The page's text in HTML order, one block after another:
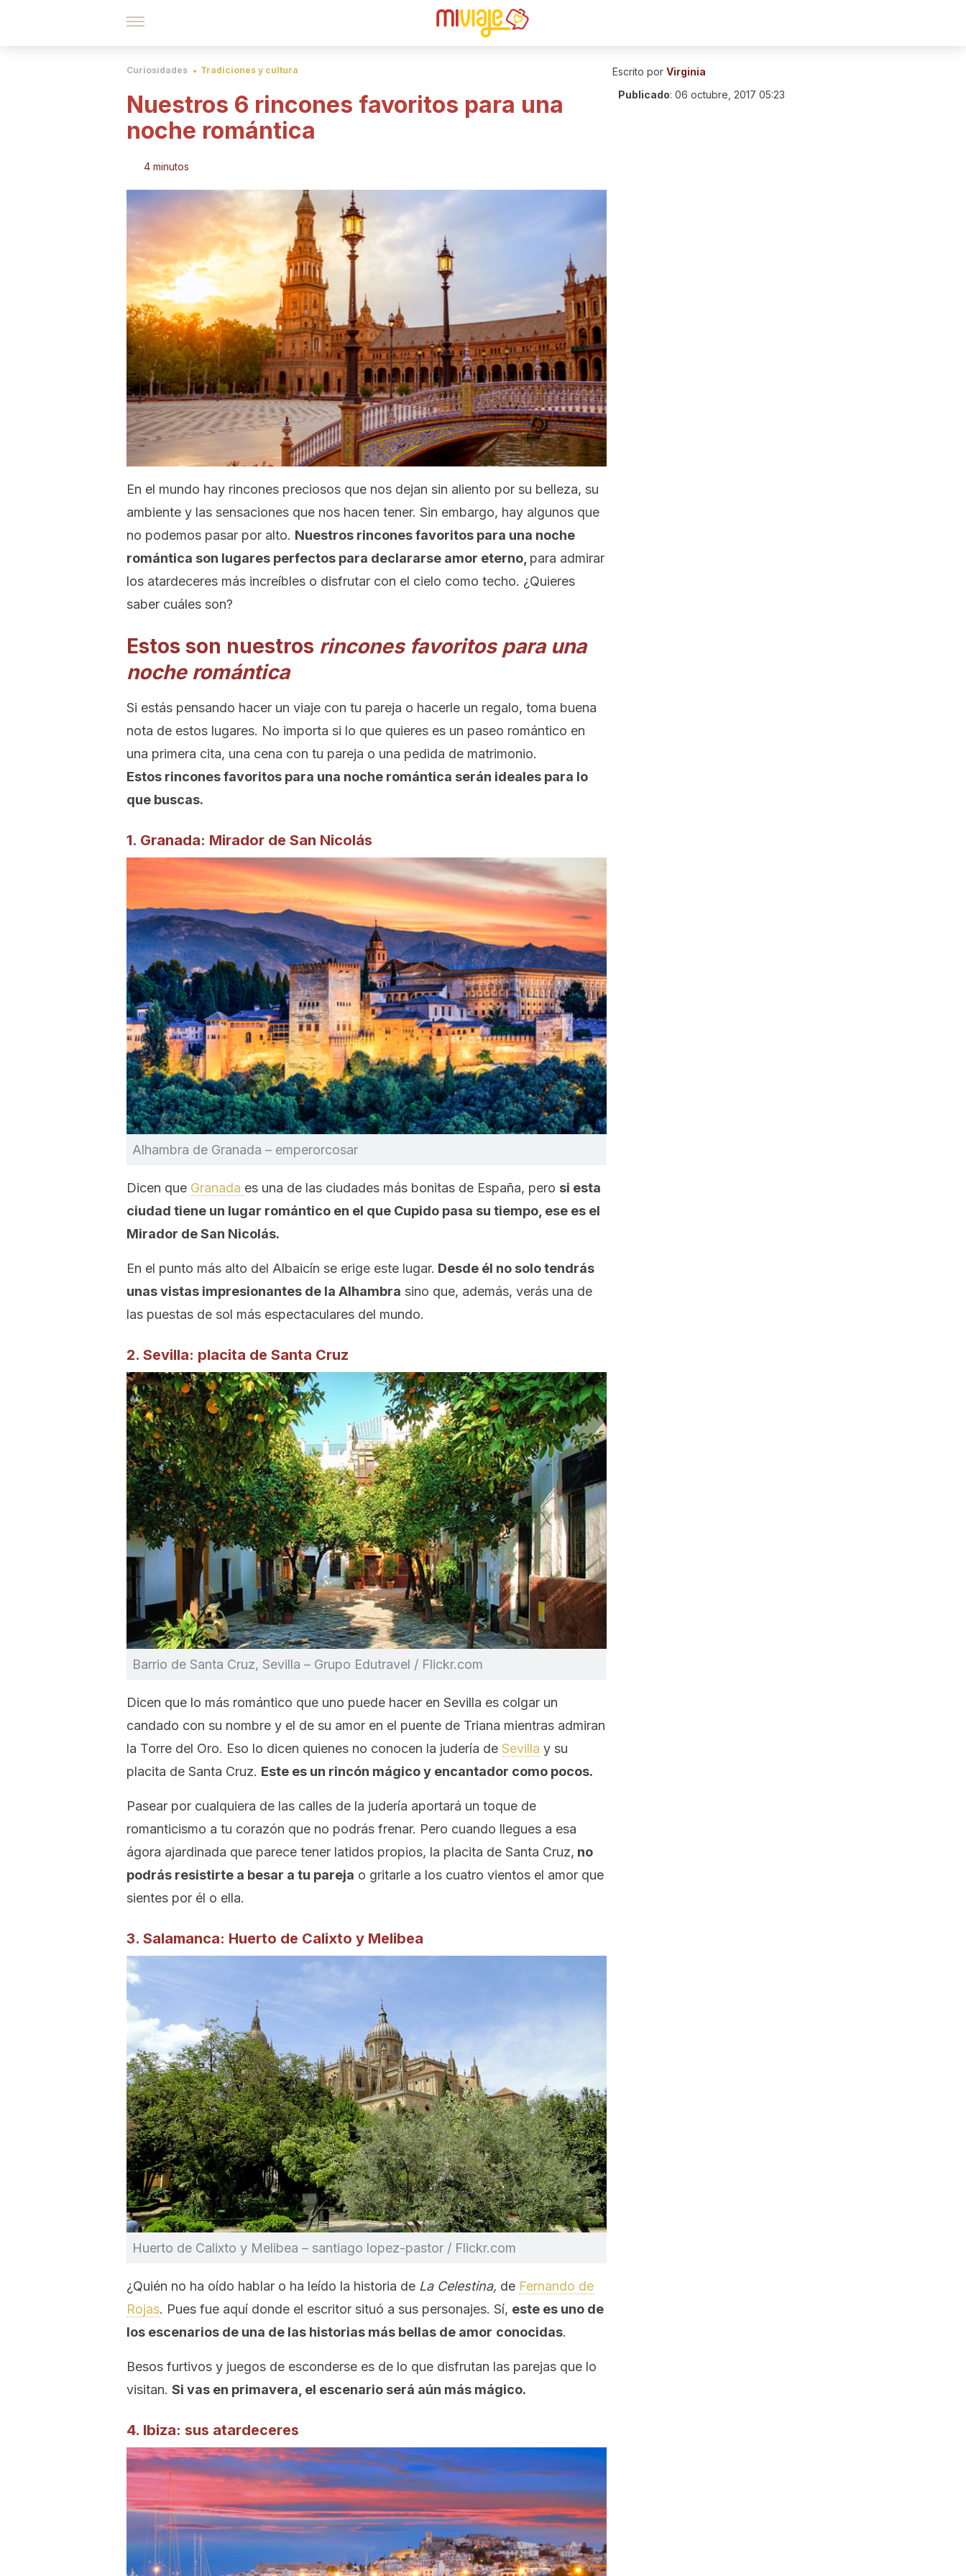
Curiosidades Tradiciones y cultura
Nuestros 6 rincones favoritos para una
noche romántica
4 minutos
En el mundo hay rincones preciosos que nos dejan sin aliento por su belleza, su
ambiente y las sensaciones que nos hacen tener. Sin embargo, hay algunos que
no podemos pasar por alto. Nuestros rincones favoritos para una noche
romántica son lugares perfectos para declararse amor eterno, para admirar
los atardeceres más increíbles o disfrutar con el cielo como techo. ¿Quieres
saber cuáles son?
Estos son nuestros rincones favoritos para una
noche romántica
Si estás pensando hacer un viaje con tu pareja o hacerle un regalo, toma buena
nota de estos lugares. No importa si lo que quieres es un paseo romántico en
una primera cita, una cena con tu pareja o una pedida de matrimonio.
Estos rincones favoritos para una noche romántica serán ideales para lo
que buscas.
1. Granada: Mirador de San Nicolás
Alhambra de Granada – emperorcosar
Dicen que Granada es una de las ciudades más bonitas de España, pero si esta
ciudad tiene un lugar romántico en el que Cupido pasa su tiempo, ese es el
Mirador de San Nicolás.
En el punto más alto del Albaicín se erige este lugar. Desde él no solo tendrás
unas vistas impresionantes de la Alhambra sino que, además, verás una de
las puestas de sol más espectaculares del mundo.
2. Sevilla: placita de Santa Cruz
Barrio de Santa Cruz, Sevilla – Grupo Edutravel / Flickr.com
Dicen que lo más romántico que uno puede hacer en Sevilla es colgar un
candado con su nombre y el de su amor en el puente de Triana mientras admiran
la Torre del Oro. Eso lo dicen quienes no conocen la judería de Sevilla y su
placita de Santa Cruz. Este es un rincón mágico y encantador como pocos.
Pasear por cualquiera de las calles de la judería aportará un toque de
romanticismo a tu corazón que no podrás frenar. Pero cuando llegues a esa
ágora ajardinada que parece tener latidos propios, la placita de Santa Cruz, no
podrás resistirte a besar a tu pareja o gritarle a los cuatro vientos el amor que
sientes por él o ella.
3. Salamanca: Huerto de Calixto y Melibea
Huerto de Calixto y Melibea – santiago lopez-pastor / Flickr.com
¿Quién no ha oído hablar o ha leído la historia de La Celestina, de Fernando de
Rojas. Pues fue aquí donde el escritor situó a sus personajes. Sí, este es uno de
los escenarios de una de las historias más bellas de amor conocidas.
Besos furtivos y juegos de esconderse es de lo que disfrutan las parejas que lo
visitan. Si vas en primavera, el escenario será aún más mágico.
4. Ibiza: sus atardeceres
Escrito por Virginia
Publicado: 06 octubre, 2017 05:23